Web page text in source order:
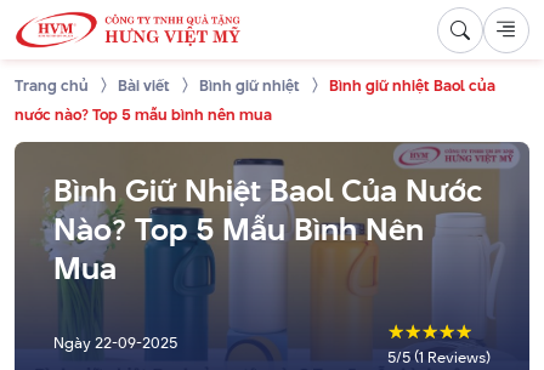
Trang chủ Bài viết Bình giữ nhiệt
Bình giữ nhiệt Baol của
nước nào? Top 5 mẫu bình nên mua
Bình Giữ Nhiệt Baol Của Nước
Nào? Top 5 Mẫu Bình Nên
Mua
Ngày22-09-2025 ☆
☆
☆
☆
☆
5/5 (1 Reviews)